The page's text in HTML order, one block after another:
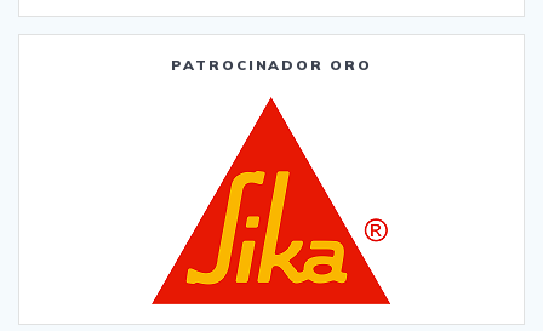
PATROCINADOR ORO